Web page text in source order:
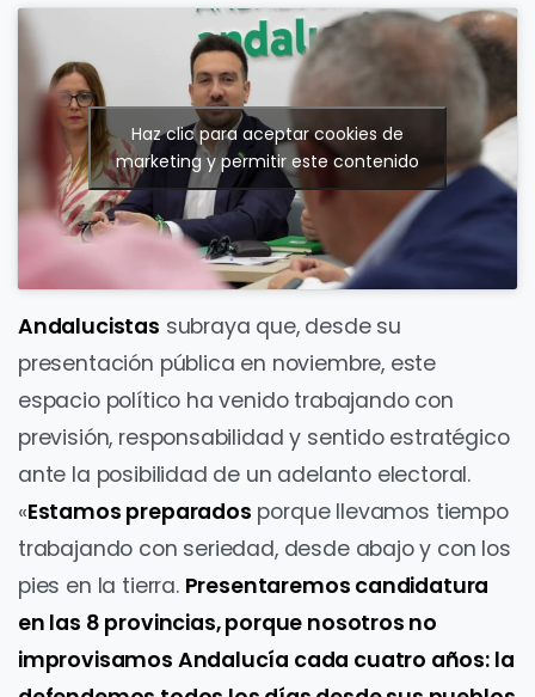
Haz clic para aceptar cookies de
marketing y permitir este contenido
Andalucistas subraya que, desde su
presentación pública en noviembre, este
espacio político ha venido trabajando con
previsión, responsabilidad y sentido estratégico
ante la posibilidad de un adelanto electoral.
«Estamos preparados porque llevamos tiempo
trabajando con seriedad, desde abajo y con los
pies en la tierra. Presentaremos candidatura
en las 8 provincias, porque nosotros no
improvisamos Andalucía cada cuatro años: la